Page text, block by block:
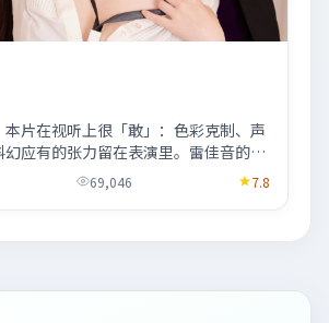
本片在视听上很「敢」：色彩克制、声
应有的张力留在表演里。雷佳音的眉
。
69,046 7.8